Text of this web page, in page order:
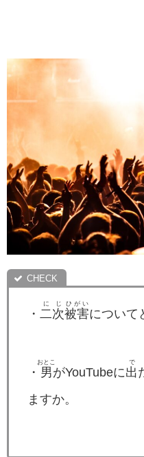
・ 二
に
次
じ
被害
ひがい
について
・ 男
おとこ
がYouTubeに出
で
ますか。